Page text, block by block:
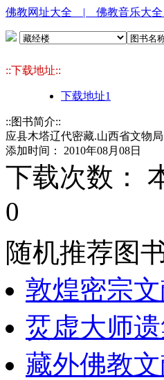
佛教网址大全 | 佛教音乐大
::下载地址::
下载地址1
::图书简介::
应县木塔辽代密藏.山西省文物局
添加时间： 2010年08月08日
下载次数：
0
随机推荐图
敦煌密宗
烎虚大师
藏外佛教